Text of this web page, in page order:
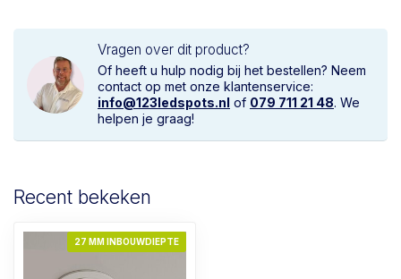
Vragen over dit product?
Of heeft u hulp nodig bij het bestellen? Neem
contact op met onze klantenservice:
info@123ledspots.nl of 079 711 21 48. We
helpen je graag!
Recent bekeken
27 MM INBOUWDIEPTE